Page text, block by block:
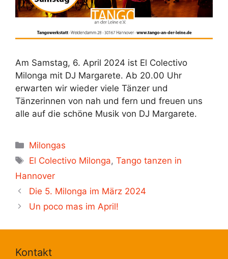
Am Samstag, 6. April 2024 ist El Colectivo
Milonga mit DJ Margarete. Ab 20.00 Uhr
erwarten wir wieder viele Tänzer und
Tänzerinnen von nah und fern und freuen uns
alle auf die schöne Musik von DJ Margarete.
Kategorien
Milongas
Schlagwörter
El Colectivo Milonga,Tango tanzen in
Hannover
Die 5. Milonga im März 2024
Un poco mas im April!
Kontakt